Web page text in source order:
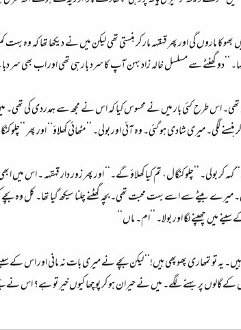
بھوکا ماروں گی اور پھر قہقہہ مار کر ہنستی تھی لیکن میں نے دیکھا تھا کہ
گھنٹے سے مسلسل خالہ زاد بہن آپ کا سرد بار ہی تھی اور اب بھی سر
تھی۔ اس طرح کئی بار میں نے محسوس کیا کہ اس نے مجھ سے ہمدردی کی تھی۔
ہنسنے لگی۔ میری شادی ہو گئی۔ وہ آئی اور بولی۔ ’’مٹھائی کھلاؤ‘‘ اور پھر ’’چلو
کہہ کر بولی۔ ’’چلو کنگال، تم کیا کھلاؤ گے۔‘‘ اور پھر زور دار
بیٹے سے اسے بہت محبت تھی۔ بچہ گھٹنے چلنا سیکھ گیا تھا۔ کل وہ بچے
میں چھپنے لگا اور بولا۔ ’’ام۔ ماں‘‘
یہ تو تمھاری پھوپھی ہیں!‘‘ لیکن بچے نے میری بات نہ مانی اور اس
گالوں پر بہنے لگے۔ میں نے حیران ہو کر پوچھا کیوں خیر تو ہے؟ اس